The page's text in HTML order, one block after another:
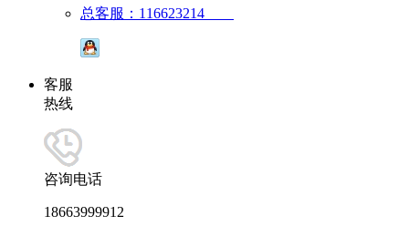
总客服：116623214
客服
热线
咨询电话
18663999912